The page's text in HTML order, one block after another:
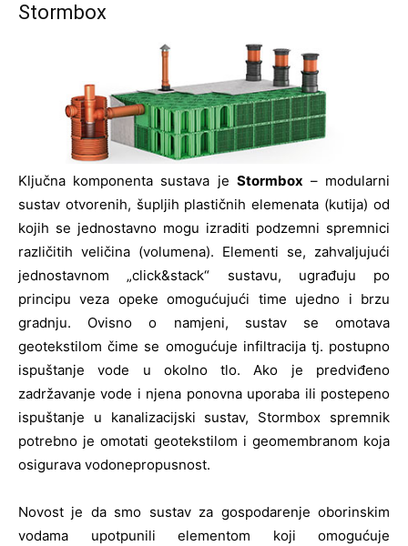
Stormbox
Ključna komponenta sustava je Stormbox – modularni
sustav otvorenih, šupljih plastičnih elemenata (kutija) od
kojih se jednostavno mogu izraditi podzemni spremnici
različitih veličina (volumena). Elementi se, zahvaljujući
jednostavnom „click&stack“ sustavu, ugrađuju po
principu veza opeke omogućujući time ujedno i brzu
gradnju. Ovisno o namjeni, sustav se omotava
geotekstilom čime se omogućuje infiltracija tj. postupno
ispuštanje vode u okolno tlo. Ako je predviđeno
zadržavanje vode i njena ponovna uporaba ili postepeno
ispuštanje u kanalizacijski sustav, Stormbox spremnik
potrebno je omotati geotekstilom i geomembranom koja
osigurava vodonepropusnost.
Novost je da smo sustav za gospodarenje oborinskim
vodama upotpunili elementom koji omogućuje